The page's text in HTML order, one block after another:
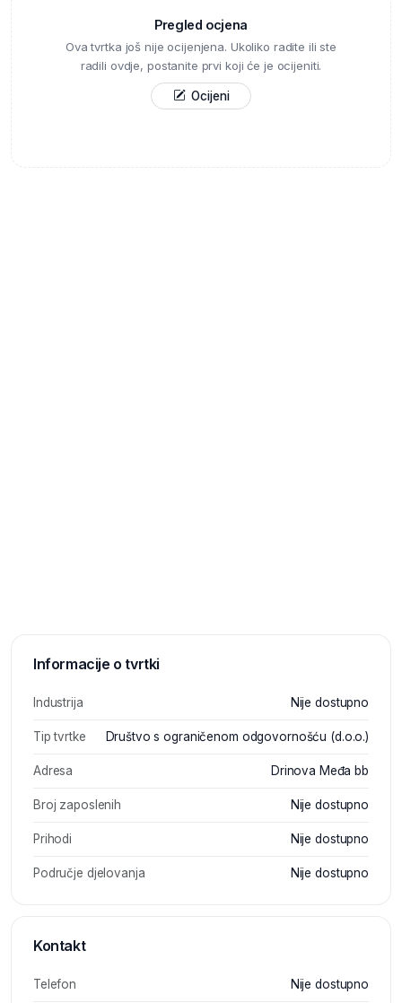
Pregled ocjena
Ova tvrtka još nije ocijenjena. Ukoliko radite ili ste
radili ovdje, postanite prvi koji će je ocijeniti.
Ocijeni
Informacije o tvrtki
Industrija Nije dostupno
Tip tvrtke Društvo s ograničenom odgovornošću (d.o.o.)
Adresa Drinova Međa bb
Broj zaposlenih Nije dostupno
Prihodi Nije dostupno
Područje djelovanja Nije dostupno
Kontakt
Telefon Nije dostupno